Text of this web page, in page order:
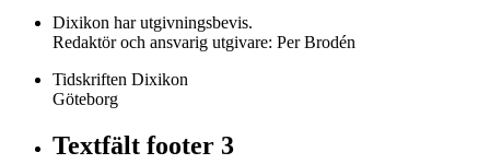
Dixikon har utgivningsbevis.
Redaktör och ansvarig utgivare: Per Brodén
Tidskriften Dixikon
Göteborg
Textfält footer 3